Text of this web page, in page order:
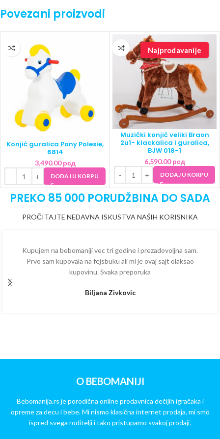
Povezani proizvodi
Konjić guralica Pony Polesie,
6814
3,490.00рсд
DODAJ U KORPU
Najprodavanije
Muzički konjić veliki Braon
2u1- klackalica i guralica,
BJW 018-1
6,590.00рсд
DODAJ U KORPU
PREKO 85 000 PORUDŽBINA DO SADA
PROČITAJTE NEDAVNA ISKUSTVA NAŠIH KORISNIKA
Kupujem na bebomaniji vec tri godine i prezadovoljna sam.
Prvo sam kupovala na fejsbuku ali mi je ovaj sajt olaksao
kupovinu. Svaka preporuka
Biljana Zivkovic
O BEBOMANIJI
Bebomanija.rs je porodična online prodavnica dečijih igračaka i
opreme za decu i bebe. Mi nismo klasična internet prodaja, mi smo
ispred svega roditelji i tako pristupamo svakoj prodaji.